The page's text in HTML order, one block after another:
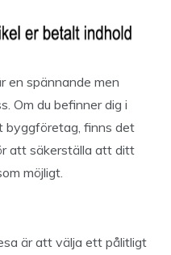
en spännande men
Om du befinner dig i
byggföretag, finns det
att säkerställa att ditt
möjligt.
är att välja ett pålitligt